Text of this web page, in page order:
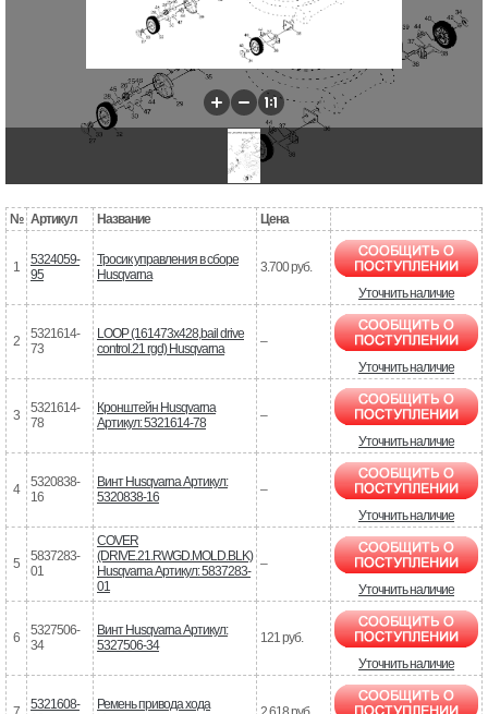
№ Артикул Название Цена
1
5324059-
95
Тросик управления в сборе
Husqvarna
3.700 руб.
Уточнить наличие
2
5321614-
73
LOOP (161473x428,bail drive
control.21 rgd) Husqvarna
–
Уточнить наличие
3
5321614-
78
Кронштейн Husqvarna
Артикул: 5321614-78
–
Уточнить наличие
4
5320838-
16
Винт Husqvarna Артикул:
5320838-16
–
Уточнить наличие
5
5837283-
01
COVER
(DRIVE.21.RWGD.MOLD.BLK)
Husqvarna Артикул: 5837283-
01
–
Уточнить наличие
6
5327506-
34
Винт Husqvarna Артикул:
5327506-34
121 руб.
Уточнить наличие
5321608-
Ремень привода хода